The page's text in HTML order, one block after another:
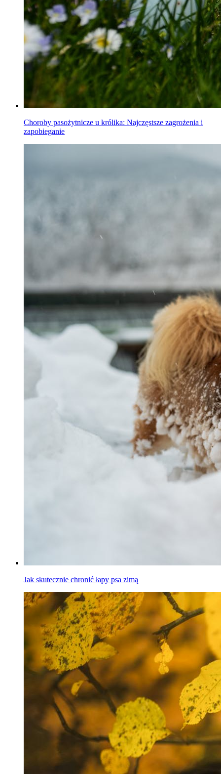
Choroby pasożytnicze u królika: Najczęstsze zagrożenia i
zapobieganie
Jak skutecznie chronić łapy psa zimą